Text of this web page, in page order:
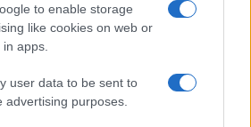
to enable storage
like cookies on web or
apps.
user data to be sent to
advertising purposes.
ανά κλήρωση;
αναπληρωματικοί που
έως 1000ό.